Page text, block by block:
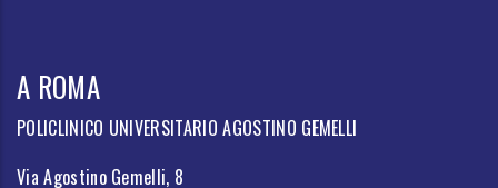
A ROMA
POLICLINICO UNIVERSITARIO AGOSTINO GEMELLI
Via Agostino Gemelli, 8